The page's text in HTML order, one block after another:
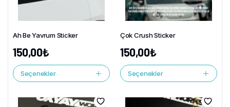
Ah Be Yavrum Sticker
150,00₺
Seçenekler
Çok Crush Sticker
150,00₺
Seçenekler